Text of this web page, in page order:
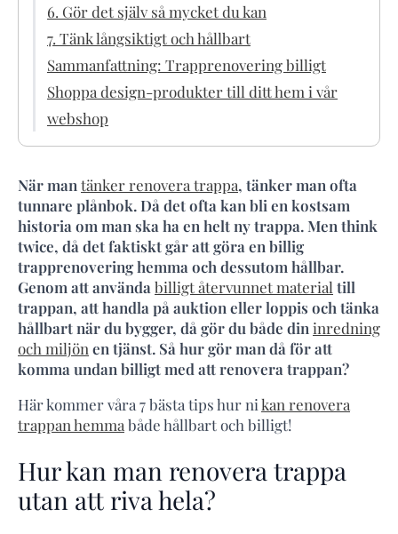
6. Gör det själv så mycket du kan
7. Tänk långsiktigt och hållbart
Sammanfattning: Trapprenovering billigt
Shoppa design-produkter till ditt hem i vår
webshop
När man tänker renovera trappa, tänker man ofta
tunnare plånbok. Då det ofta kan bli en kostsam
historia om man ska ha en helt ny trappa. Men think
twice, då det faktiskt går att göra en billig
trapprenovering hemma och dessutom hållbar.
Genom att använda billigt återvunnet material till
trappan, att handla på auktion eller loppis och tänka
hållbart när du bygger, då gör du både din inredning
och miljön en tjänst. Så hur gör man då för att
komma undan billigt med att renovera trappan?
Här kommer våra 7 bästa tips hur nikan renovera
trappan hemma både hållbart och billigt!
Hur kan man renovera trappa
utan att riva hela?